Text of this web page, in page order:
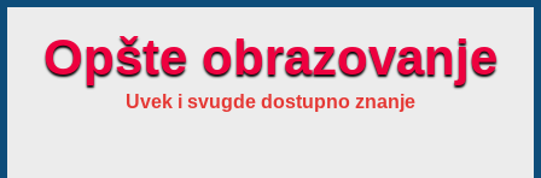
Opšte obrazovanje
Uvek i svugde dostupno znanje